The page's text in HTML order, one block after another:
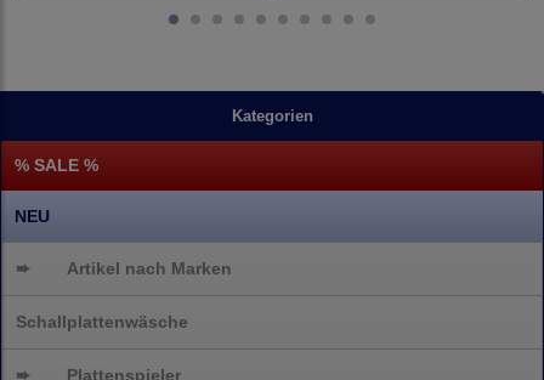
Kategorien
% SALE %
NEU
➨ Artikel nach Marken
Schallplattenwäsche
➨ Plattenspieler